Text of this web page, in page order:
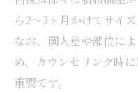
ら2〜3ヶ月かけてサイ
なお、個人差や部位に
め、カウンセリング時
重要です。